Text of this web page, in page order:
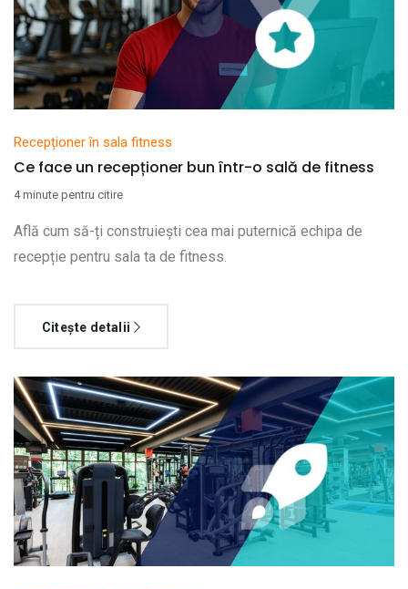
Recepționer în sala fitness
Ce face un recepționer bun într-o sală de fitness
4 minute pentru citire
Află cum să-ți construiești cea mai puternică echipa de
recepție pentru sala ta de fitness.
Citește detalii